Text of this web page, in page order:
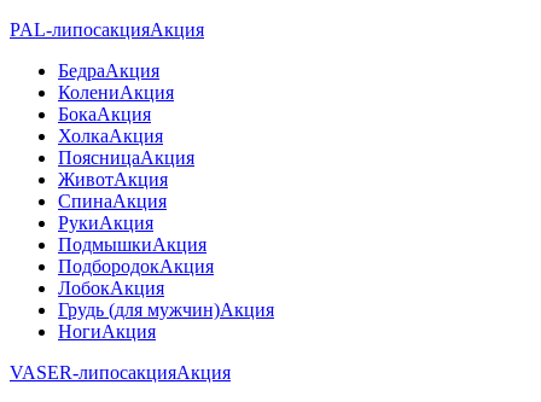
PAL-липосакцияАкция
БедраАкция
КолениАкция
БокаАкция
ХолкаАкция
ПоясницаАкция
ЖивотАкция
СпинаАкция
РукиАкция
ПодмышкиАкция
ПодбородокАкция
ЛобокАкция
Грудь (для мужчин)Акция
НогиАкция
VASER-липосакцияАкция